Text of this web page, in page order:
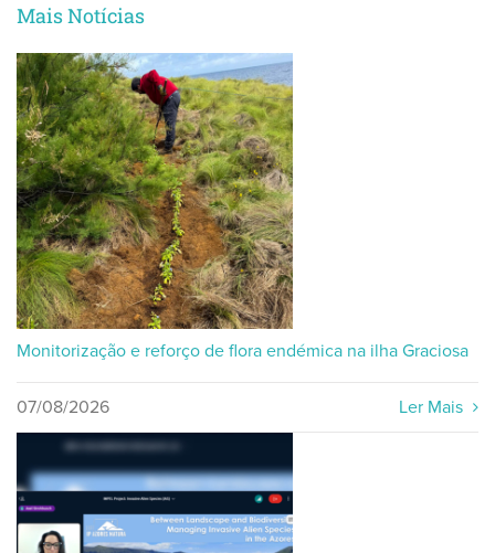
Mais Notícias
Monitorização e reforço de flora endémica na ilha Graciosa
07/08/2026 Ler Mais